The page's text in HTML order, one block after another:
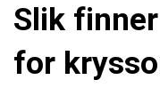
Slik
for